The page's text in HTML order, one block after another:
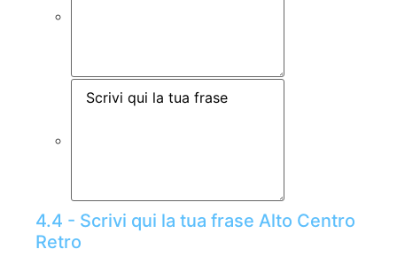
4.4 - Scrivi qui la tua frase Alto Centro
Retro